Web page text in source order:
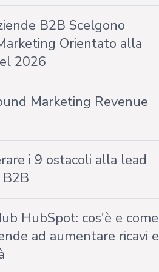
B2B Scelgono
Orientato alla
2026
Marketing Revenue
i 9 ostacoli alla lead
HubSpot: cos'è e come
ad aumentare ricavi e